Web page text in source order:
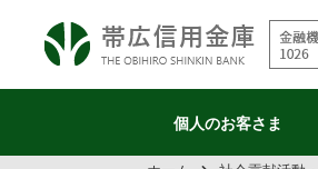
個人のお客さま